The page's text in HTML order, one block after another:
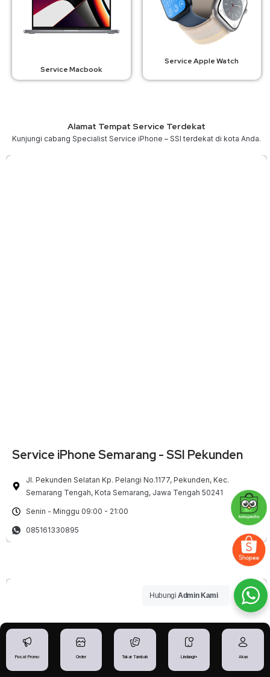
Service Macbook
Service Apple Watch
Alamat Tempat Service Terdekat
Kunjungi cabang Specialist Service iPhone – SSI terdekat di kota Anda.
Service iPhone Semarang - SSI Pekunden
Jl. Pekunden Selatan Kp. Pelangi No.1177, Pekunden, Kec.
Semarang Tengah, Kota Semarang, Jawa Tengah 50241
Senin - Minggu 09:00 - 21:00
085161330895
Pusat Promo Order Tukar Tambah Lindungi+ Akun
Hubungi Admin Kami